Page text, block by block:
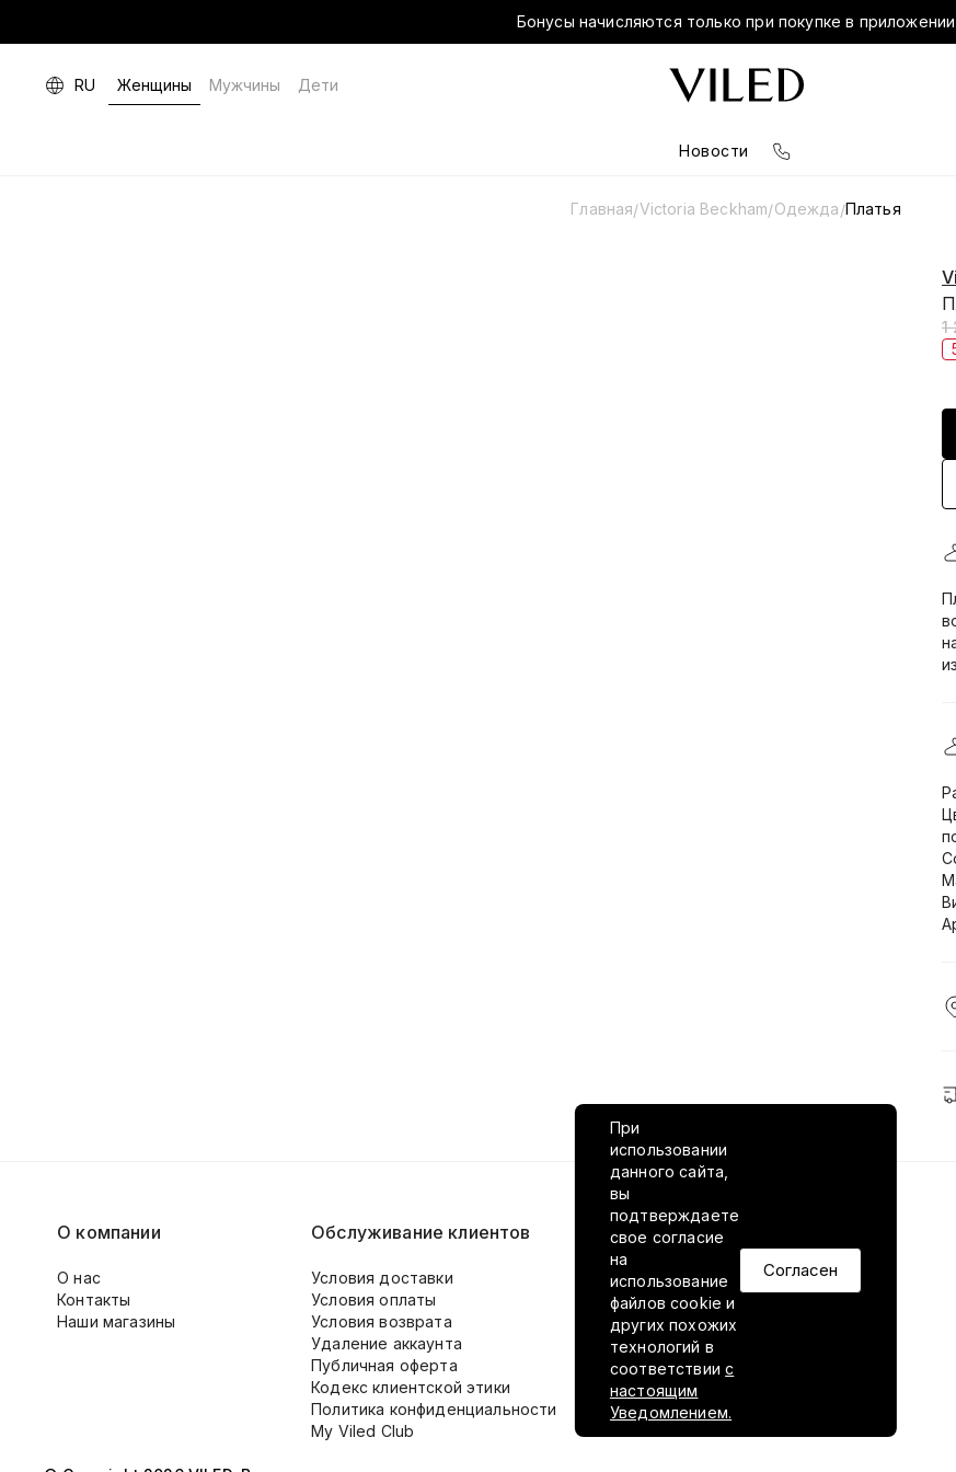
Бонусы начисляются только при покупке в приложении
RU Женщины Мужчины Дети
Новости
Главная/Victoria Beckham/Одежда/Платья
1
При
использовании
данного сайта,
вы
подтверждаете
свое согласие
на
использование
файлов cookie и
других похожих
технологий в
соответствиис
настоящим
Уведомлением.
Согласен
О компании
О нас
Контакты
Наши магазины
Обслуживание клиентов
Условия доставки
Условия оплаты
Условия возврата
Удаление аккаунта
Публичная оферта
Кодекс клиентской этики
Политика конфиденциальности
My Viled Club
VILED в соцсетях